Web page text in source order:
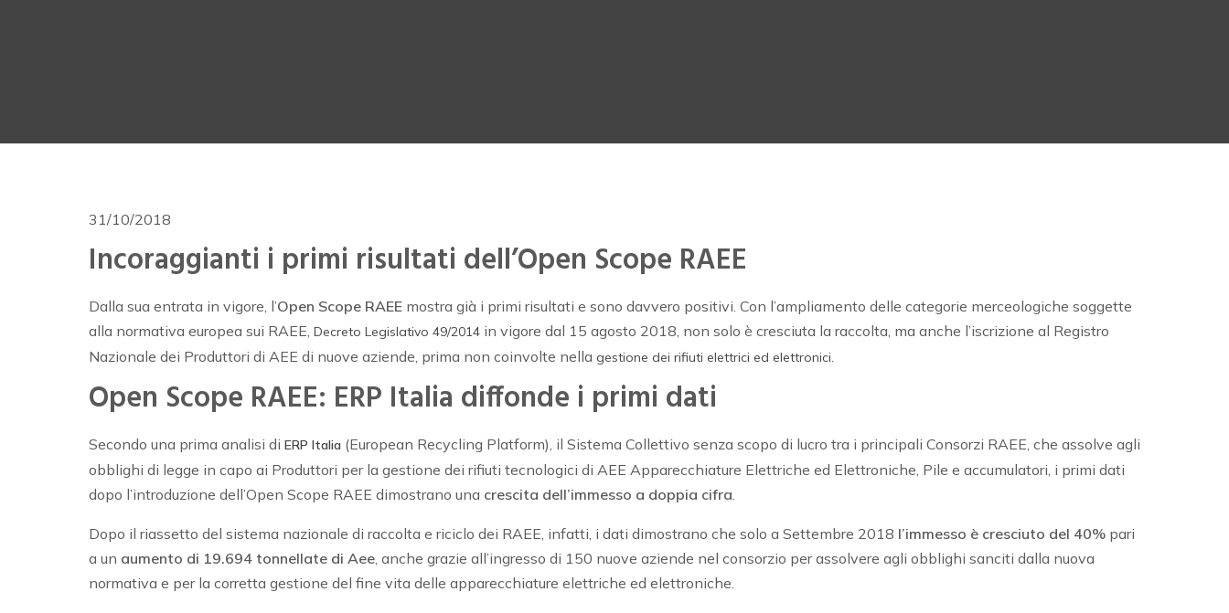
31/10/2018
Incoraggianti i primi risultati dell’Open Scope RAEE
Dalla sua entrata in vigore, l’Open Scope RAEE mostra già i primi risultati e sono davvero positivi. Con l’ampliamento delle categorie merceologiche soggette
alla normativa europea sui RAEE, Decreto Legislativo 49/2014 in vigore dal 15 agosto 2018, non solo è cresciuta la raccolta, ma anche l’iscrizione al Registro
Nazionale dei Produttori di AEE di nuove aziende, prima non coinvolte nella gestione dei rifiuti elettrici ed elettronici.
Open Scope RAEE: ERP Italia diffonde i primi dati
Secondo una prima analisi di ERP Italia (European Recycling Platform), il Sistema Collettivo senza scopo di lucro tra i principali Consorzi RAEE, che assolve agli
obblighi di legge in capo ai Produttori per la gestione dei rifiuti tecnologici di AEE Apparecchiature Elettriche ed Elettroniche, Pile e accumulatori, i primi dati
dopo l’introduzione dell’Open Scope RAEE dimostrano una crescita dell’immesso a doppia cifra.
Dopo il riassetto del sistema nazionale di raccolta e riciclo dei RAEE, infatti, i dati dimostrano che solo a Settembre 2018 l’immesso è cresciuto del 40% pari
a un aumento di 19.694 tonnellate di Aee, anche grazie all’ingresso di 150 nuove aziende nel consorzio per assolvere agli obblighi sanciti dalla nuova
normativa e per la corretta gestione del fine vita delle apparecchiature elettriche ed elettroniche.